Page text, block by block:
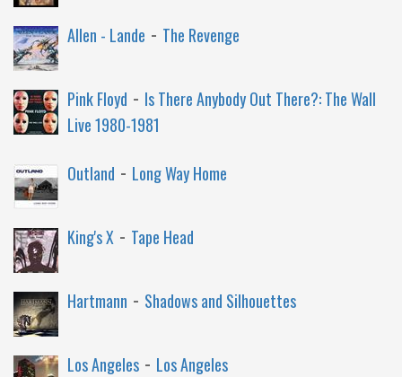
Allen - Lande - The Revenge
Pink Floyd - Is There Anybody Out There?: The Wall
Live 1980-1981
Outland - Long Way Home
King's X - Tape Head
Hartmann - Shadows and Silhouettes
Los Angeles - Los Angeles